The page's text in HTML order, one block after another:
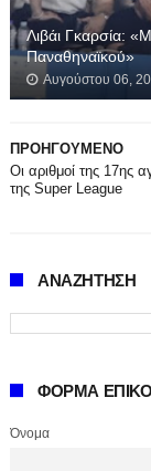
Λιβάι Γκαρσία:
Παναθηναϊκού»
Αυγούστου 06,
ΠΡΟΗΓΟΥΜΕΝΟ
Οι αριθμοί της 17ης
της Super League
ΑΝΑΖΗΤΗΣΗ
ΦΟΡΜΑ
Όνομα